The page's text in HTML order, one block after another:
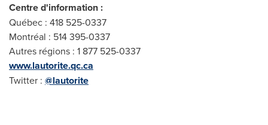
Centre d'information :
Québec : 418 525-0337
Montréal : 514 395-0337
Autres régions : 1 877 525-0337
www.lautorite.qc.ca
Twitter : @lautorite